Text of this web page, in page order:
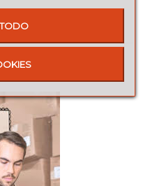
registrado